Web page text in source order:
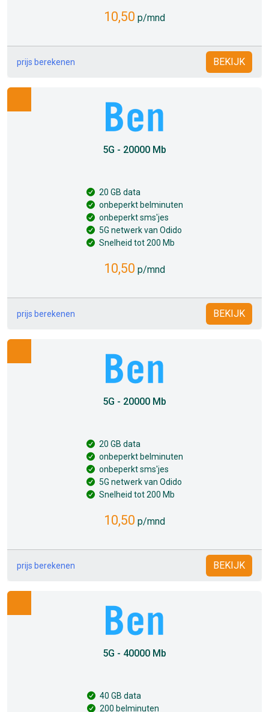
10,50 p/mnd
prijs berekenen BEKIJK
5G - 20000 Mb
20 GB data
onbeperkt belminuten
onbeperkt sms'jes
5G netwerk van Odido
Snelheid tot 200 Mb
10,50 p/mnd
prijs berekenen BEKIJK
5G - 20000 Mb
20 GB data
onbeperkt belminuten
onbeperkt sms'jes
5G netwerk van Odido
Snelheid tot 200 Mb
10,50 p/mnd
prijs berekenen BEKIJK
5G - 40000 Mb
40 GB data
200 belminuten